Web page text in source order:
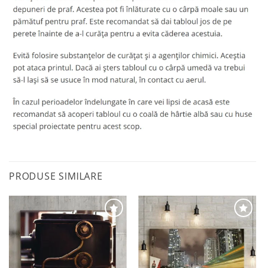
PRODUSE SIMILARE
Adaugă
la
favorite
Adaugă
la
favorite